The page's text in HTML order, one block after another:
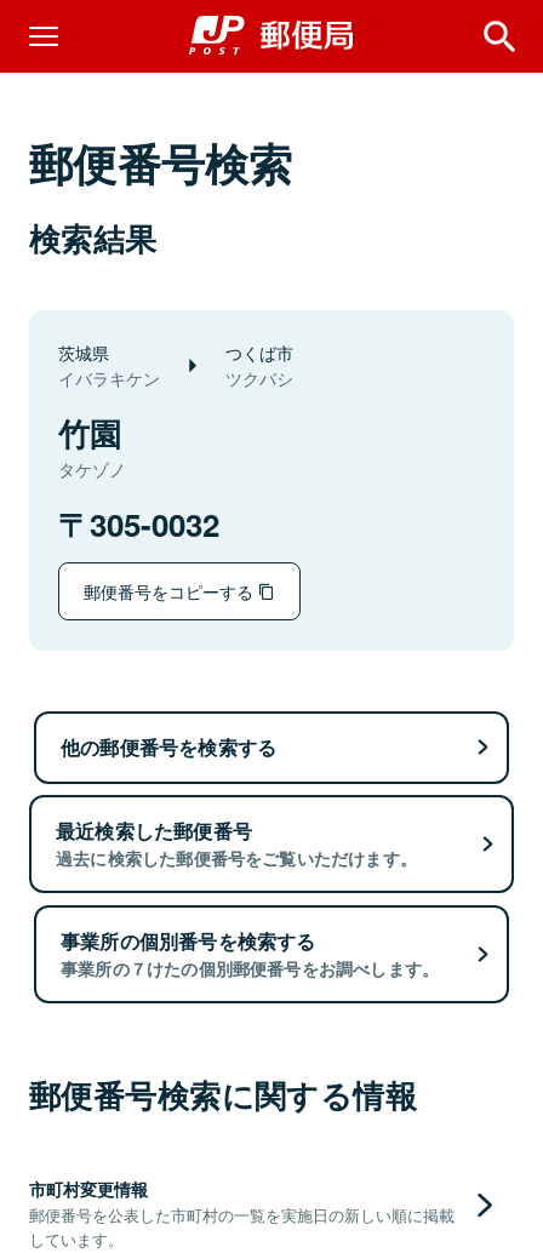
郵便番号検索
検索結果
茨城県
イバラキケン
つくば市
ツクバシ
竹園
タケゾノ
305-0032
郵便番号をコピーする
他の郵便番号を検索する
最近検索した郵便番号
過去に検索した郵便番号をご覧いただけます。
事業所の個別番号を検索する
事業所の７けたの個別郵便番号をお調べします。
郵便番号検索に関する情報
市町村変更情報
郵便番号を公表した市町村の一覧を実施日の新しい順に掲載
しています。